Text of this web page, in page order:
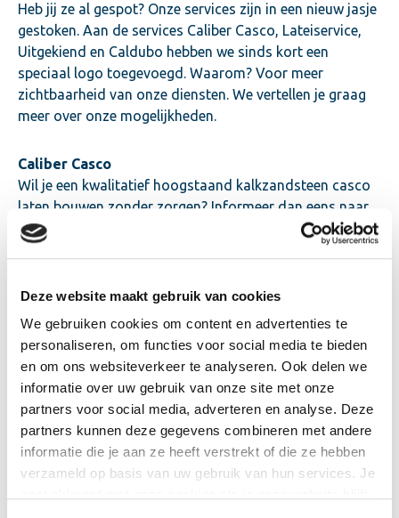
Deze website maakt gebruik van cookies
We gebruiken cookies om content en advertenties te
personaliseren, om functies voor social media te bieden
en om ons websiteverkeer te analyseren. Ook delen we
informatie over uw gebruik van onze site met onze
partners voor social media, adverteren en analyse. Deze
partners kunnen deze gegevens combineren met andere
informatie die je aan ze heeft verstrekt of die ze hebben
verzameld op basis van uw gebruik van hun services. Je
Heb jij ze al gespot? Onze services zijn in een nieuw jasje
gestoken. Aan de services Caliber Casco, Lateiservice,
Uitgekiend en Caldubo hebben we sinds kort een
speciaal logo toegevoegd. Waarom? Voor meer
zichtbaarheid van onze diensten. We vertellen je graag
meer over onze mogelijkheden.
Caliber Casco
Wil je een kwalitatief hoogstaand kalkzandsteen casco
laten bouwen zonder zorgen? Informeer dan eens naar
onze service
. Je bepaalt zelf hoeveel werk
je uit handen laat nemen.
Lateiservice
Berekening, tekening en bestelling van lateien regelen via
je vaste contactpersoon? Dat kan met de unieke
Calduran Lateiservice. Deze service verzorgen wij met
onze vaste partner, VEBO lateien.
Uitgekiend
Wil je precies weten wat je aan materialen nodig hebt
voor de bouw van jouw project? De service Calduran
Uitgekiendkun je bijvoorbeeld gebruiken bij